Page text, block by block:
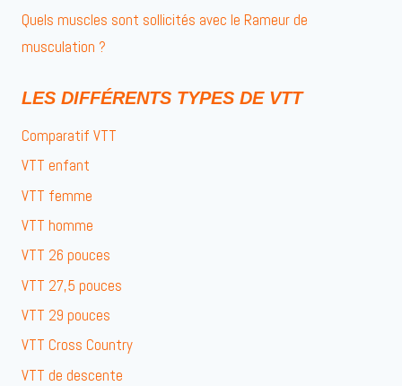
Quels muscles sont sollicités avec le Rameur de
musculation ?
LES DIFFÉRENTS TYPES DE VTT
Comparatif VTT
VTT enfant
VTT femme
VTT homme
VTT 26 pouces
VTT 27,5 pouces
VTT 29 pouces
VTT Cross Country
VTT de descente